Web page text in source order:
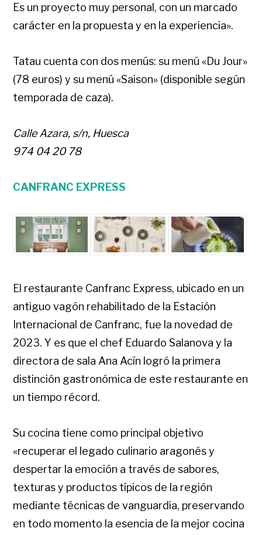
Es un proyecto muy personal, con un marcado
carácter en la propuesta y en la experiencia».
Tatau cuenta con dos menús: su menú «Du Jour»
(78 euros) y su menú «Saison» (disponible según
temporada de caza).
Calle Azara, s/n, Huesca
974 04 20 78
CANFRANC EXPRESS
El restaurante Canfranc Express, ubicado en un
antiguo vagón rehabilitado de la Estación
Internacional de Canfranc, fue la novedad de
2023. Y es que el chef Eduardo Salanova y la
directora de sala Ana Acín logró la primera
distinción gastronómica de este restaurante en
un tiempo récord.
Su cocina tiene como principal objetivo
«recuperar el legado culinario aragonés y
despertar la emoción a través de sabores,
texturas y productos típicos de la región
mediante técnicas de vanguardia, preservando
en todo momento la esencia de la mejor cocina